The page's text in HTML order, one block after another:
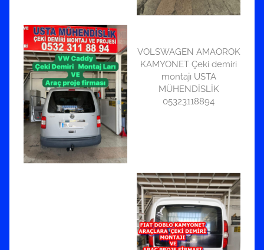
VOLSWAGEN AMAOROK
KAMYONET Çeki demiri
montajı USTA
MÜHENDİSLİK
05323118894